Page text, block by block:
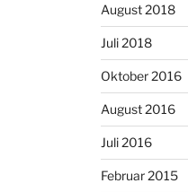
August 2018
Juli 2018
Oktober 2016
August 2016
Juli 2016
Februar 2015